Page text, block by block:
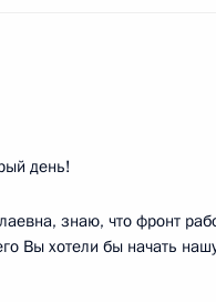
день!
знаю, что фронт
Вы хотели бы начать